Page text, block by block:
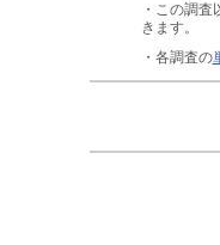
・この調
きます。
・各調査の